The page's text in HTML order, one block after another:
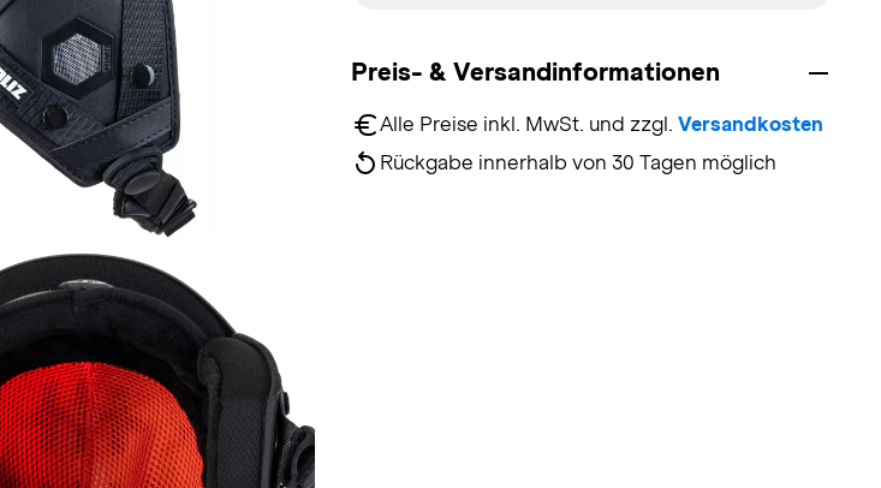
Preis- & Versandinformationen
Alle Preise inkl. MwSt. und zzgl. Versandkosten
Rückgabe innerhalb von 30 Tagen möglich